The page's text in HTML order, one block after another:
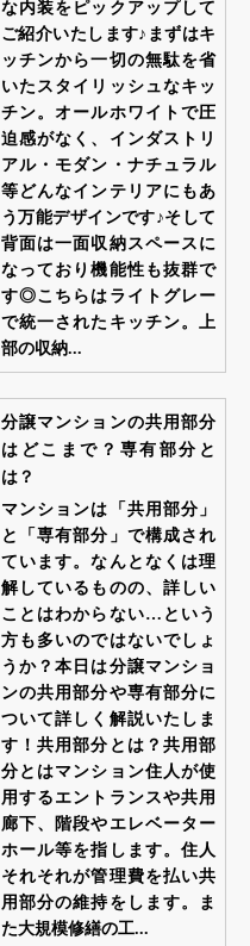
な内装をピックアップして
ご紹介いたします♪まずはキ
ッチンから一切の無駄を省
いたスタイリッシュなキッ
チン。オールホワイトで圧
迫感がなく、インダストリ
アル・モダン・ナチュラル
等どんなインテリアにもあ
う万能デザインです♪そして
背面は一面収納スペースに
なっており機能性も抜群で
す◎こちらはライトグレー
で統一されたキッチン。上
部の収納...
分譲マンションの共用部分
はどこまで？専有部分と
は？
マンションは「共用部分」
と「専有部分」で構成され
ています。なんとなくは理
解しているものの、詳しい
ことはわからない…という
方も多いのではないでしょ
うか？本日は分譲マンショ
ンの共用部分や専有部分に
ついて詳しく解説いたしま
す！共用部分とは？共用部
分とはマンション住人が使
用するエントランスや共用
廊下、階段やエレベーター
ホール等を指します。住人
それそれが管理費を払い共
用部分の維持をします。ま
た大規模修繕の工...